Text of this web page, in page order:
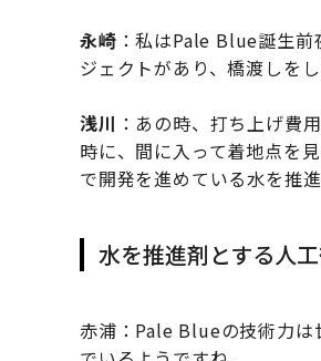
永崎 ：私はPale Blue誕生
ジェクトがあり、橋渡しを
浅川 ：あの時、打ち上げ費
時に、間に入って着地点を
で開発を進めている水を推
水を推進剤とする人
赤浦：Pale Blueの技術力は